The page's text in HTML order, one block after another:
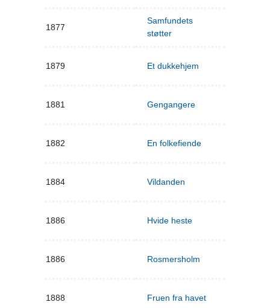
1877
Samfundets
støtter
1879 Et dukkehjem
1881 Gengangere
1882 En folkefiende
1884 Vildanden
1886 Hvide heste
1886 Rosmersholm
1888 Fruen fra havet